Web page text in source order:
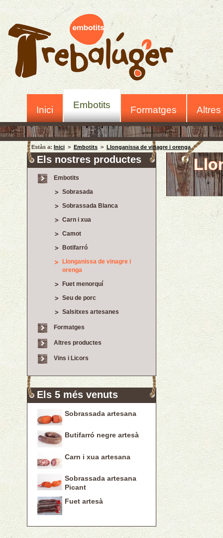
Inici Embotits Formatges
Estàs a: Inici > Embotits > Llonganissa de vinagre i orenga
Els nostres productes
Embotits
Sobrasada
Sobrassada Blanca
Carn i xua
Camot
Botifarró
Llonganissa de vinagre i
orenga
Fuet menorquí
Seu de porc
Salsitxes artesanes
Formatges
Altres productes
Vins i Licors
Els 5 més venuts
Sobrassada artesana
Butifarró negre artesà
Carn i xua artesana
Sobrassada artesana
Picant
Fuet artesà